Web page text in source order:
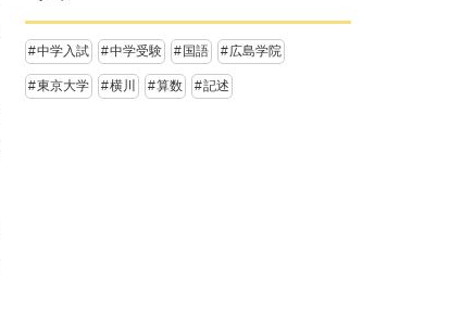
中学入試 中学受験 国語 広島学院
東京大学 横川 算数 記述